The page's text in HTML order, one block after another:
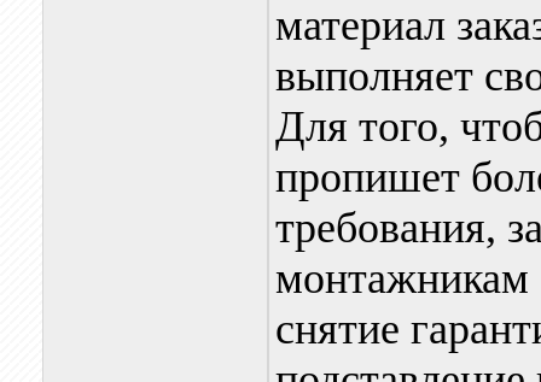
материал
выполняет
Для того,
пропишет
требования,
монтажникам
снятие